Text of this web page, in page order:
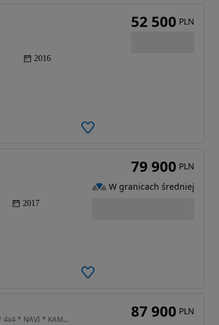
2016
52 500 PLN
2017
79 900 PLN
W granicach średniej
1997 cm3 • 155 KM • 2.0 Benzyna 155KM * Z Niemiec * BOGATA * 4x4 * NAVI * KAMERA * IDEAŁ ! 87 900 PLN